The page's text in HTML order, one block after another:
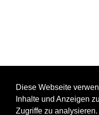
Diese Webseite
Inhalte und Anzeigen
Zugriffe zu